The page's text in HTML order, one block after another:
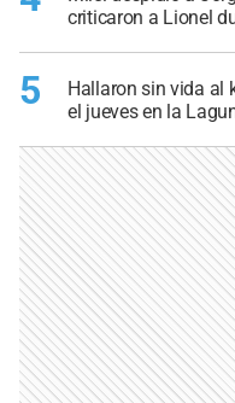
criticaron a Lionel
5
Hallaron sin vida al
el jueves en la